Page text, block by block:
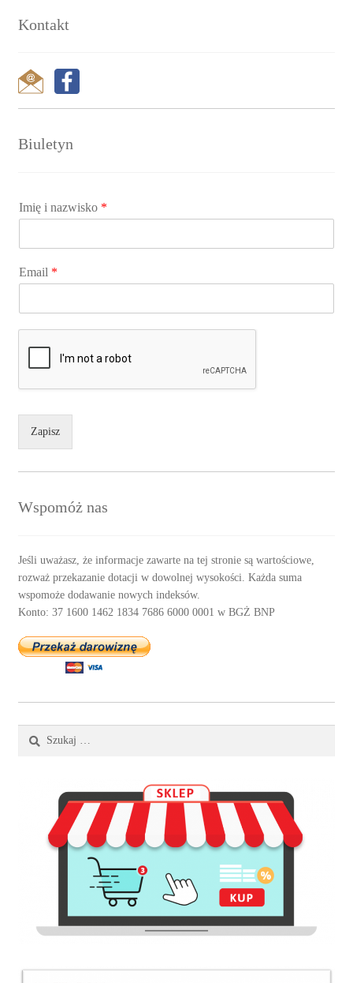
Kontakt
Biuletyn
Imię i nazwisko *
Email *
Zapisz
Wspomóż nas
Jeśli uważasz, że informacje zawarte na tej stronie są wartościowe,
rozważ przekazanie dotacji w dowolnej wysokości. Każda suma
wspomoże dodawanie nowych indeksów.
Konto: 37 1600 1462 1834 7686 6000 0001 w BGŻ BNP